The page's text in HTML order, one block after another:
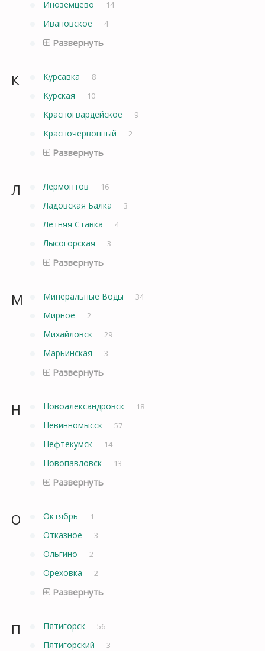
Иноземцево 14
Ивановское 4
Развернуть
К Курсавка 8
Курская 10
Красногвардейское 9
Красночервонный 2
Развернуть
Л Лермонтов 16
Ладовская Балка 3
Летняя Ставка 4
Лысогорская 3
Развернуть
М Минеральные Воды 34
Мирное 2
Михайловск 29
Марьинская 3
Развернуть
Н Новоалександровск 18
Невинномысск 57
Нефтекумск 14
Новопавловск 13
Развернуть
О Октябрь 1
Отказное 3
Ольгино 2
Ореховка 2
Развернуть
П Пятигорск 56
Пятигорский 3